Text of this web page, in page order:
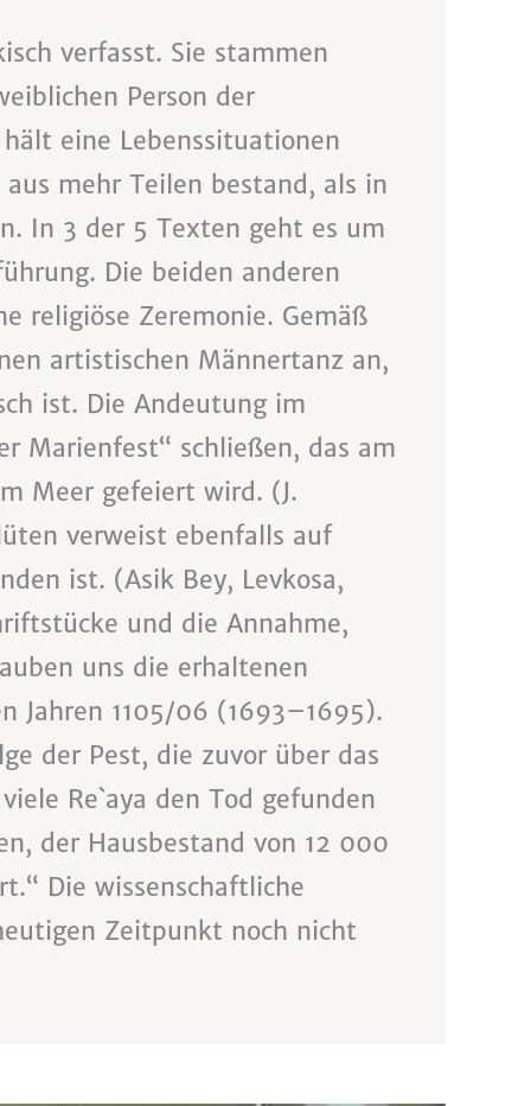
verfasst. Sie stammen
Person der
eine Lebenssituationen
mehr Teilen bestand, als in
In 3 der 5 Texten geht es um
Die beiden anderen
religiöse Zeremonie. Gemäß
artistischen Männertanz an,
ist. Die Andeutung im
Marienfest“ schließen, das am
Meer gefeiert wird. (J.
verweist ebenfalls auf
ist. (Asik Bey, Levkosa,
und die Annahme,
uns die erhaltenen
Jahren 1105/06 (1693–1695).
der Pest, die zuvor über das
Re`aya den Tod gefunden
der Hausbestand von 12 000
Die wissenschaftliche
Zeitpunkt noch nicht